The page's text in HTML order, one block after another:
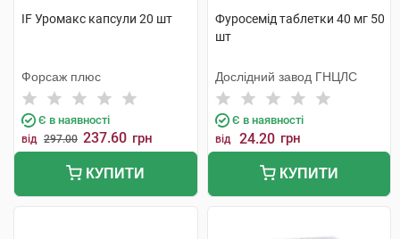
IF Уромакс капсули 20 шт
Форсаж плюс
Є в наявності
від 297.00 237.60 грн
КУПИТИ
Фуросемід таблетки 40 мг 50
шт
Дослідний завод ГНЦЛС
Є в наявності
від 24.20 грн
КУПИТИ